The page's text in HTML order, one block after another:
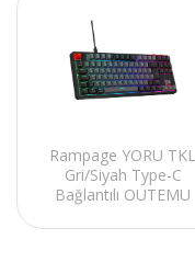
Rampage YORU TKL
Gri/Siyah Type-C
Bağlantılı OUTEMU
Gaming Oyuncu